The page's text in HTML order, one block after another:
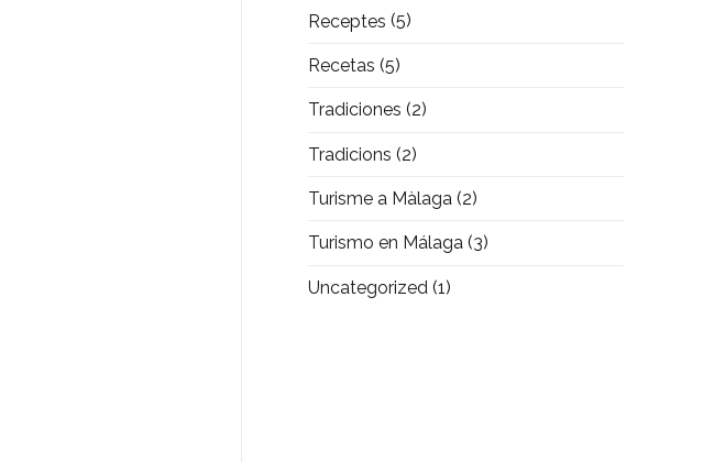
Receptes (5)
Recetas (5)
Tradiciones (2)
Tradicions (2)
Turisme a Màlaga (2)
Turismo en Málaga (3)
Uncategorized (1)